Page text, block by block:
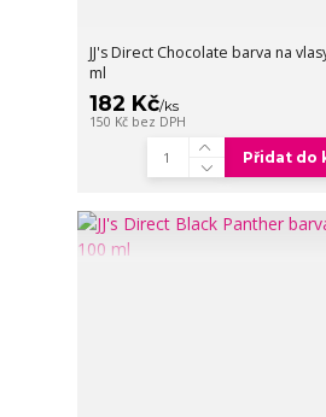
JJ's Direct Chocolate barva na
ml
182 Kč/ks
150 Kč bez DPH
Přidat do